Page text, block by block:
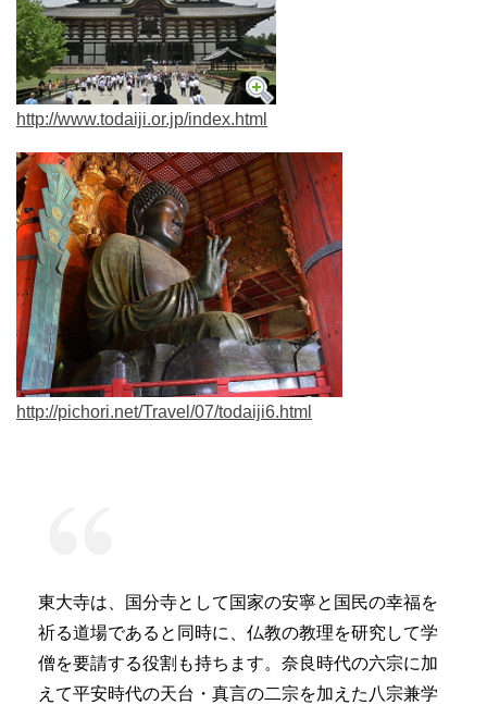
http://www.todaiji.or.jp/index.html
http://pichori.net/Travel/07/todaiji6.html
東大寺は、国分寺として国家の安寧と国民の幸福を
祈る道場であると同時に、仏教の教理を研究して学
僧を要請する役割も持ちます。奈良時代の六宗に加
えて平安時代の天台・真言の二宗を加えた八宗兼学